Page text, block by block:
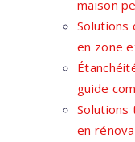
maison
Solutions
en zone
guide
Solutions
en